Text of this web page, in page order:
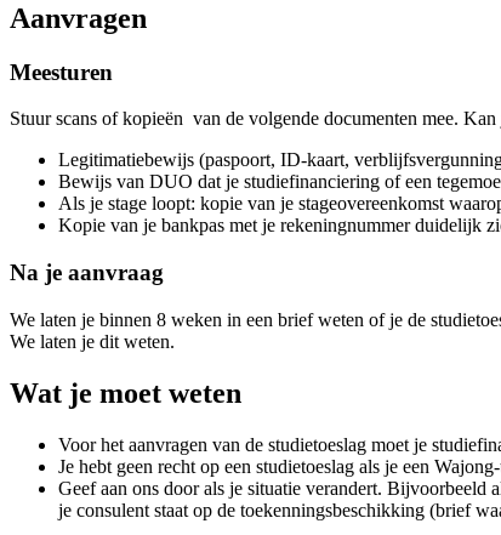
Aanvragen
Meesturen
Stuur scans of kopieën van de volgende documenten mee.
Legitimatiebewijs (paspoort, ID-kaart,
Bewijs van DUO dat je studiefinanciering of een
Als je stage loopt: kopie van je stageovereenkomst
Kopie van je bankpas met je rekeningnummer duidelijk
Na je aanvraag
We laten je binnen 8 weken in een brief weten of je de
We laten je dit weten.
Wat je moet weten
Voor het aanvragen van de studietoeslag moet je
Je hebt geen recht op een studietoeslag als je een
Geef aan ons door als je situatie verandert.
je consulent staat op de toekenningsbeschikking (brief